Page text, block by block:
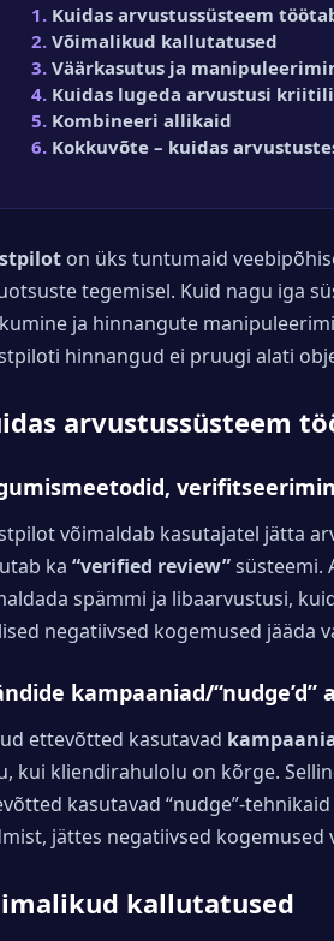
Kuidas arvustussüsteem
Võimalikud kallutatused
Väärkasutus ja
Kuidas lugeda arvustusi
Kombineeri allikaid
Kokkuvõte – kuidas
on üks tuntumaid
tegemisel. Kuid nagu iga
ja hinnangute
hinnangud ei pruugi alati
arvustussüsteem
võimaldab kasutajatel jätta
ka “verified review”süsteemi.
spämmi ja libaarvustusi,
negatiivsed kogemused jääda
kampaaniad/
ettevõtted kasutavad
kui kliendirahulolu on kõrge.
kasutavad “nudge”-
jättes negatiivsed kogemused
kallutatused